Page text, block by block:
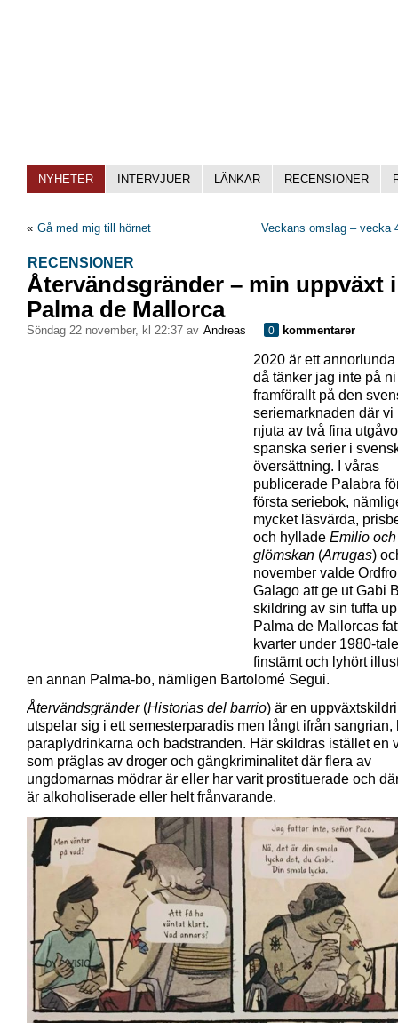
NYHETER INTERVJUER LÄNKAR RECENSIONER
« Gå med mig till hörnet Veckans omslag – vecka
RECENSIONER
Återvändsgränder – min uppväxt i
Palma de Mallorca
söndag 22 november, kl 22:37 av Andreas 0 kommentarer
2020 är ett
då tänker jag inte på
framförallt på den
seriemarknaden där vi
njuta av två fina
spanska serier i
översättning. I våras
publicerade Palabra
första seriebok,
mycket läsvärda,
och hyllade Emilio och
glömskan (Arrugas)
november valde
Galago att ge ut Gabi
skildring av sin tuffa
Palma de Mallorcas
kvarter under 1980-
finstämt och lyhört
en annan Palma-bo, nämligen Bartolomé Segui.
Återvändsgränder(Historias del barrio) är en
utspelar sig i ett semesterparadis men långt ifrån sangrian,
paraplydrinkarna och badstranden. Här skildras istället en
som präglas av droger och gängkriminalitet där flera av
ungdomarnas mödrar är eller har varit prostituerade och
är alkoholiserade eller helt frånvarande.